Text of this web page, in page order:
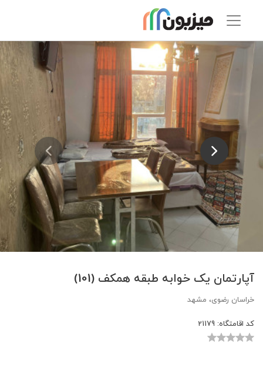
آپارتمان یک خوابه طبقه همکف (101)
خراسان رضوی، مشهد
کد اقامتگاه: